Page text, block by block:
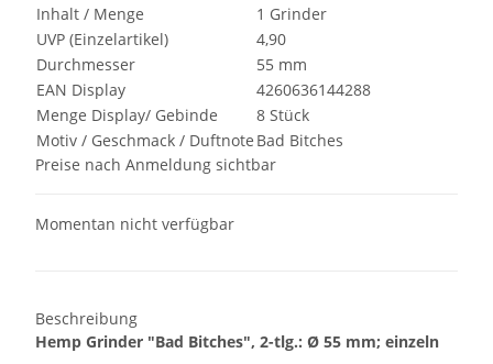
Inhalt / Menge
1 Grinder
UVP (Einzelartikel)
4,90
Durchmesser
55 mm
EAN Display
4260636144288
Menge Display/ Gebinde
8 Stück
Motiv / Geschmack / Duftnote Bad Bitches
Preise nach Anmeldung sichtbar
Momentan nicht verfügbar
Beschreibung
Hemp Grinder "Bad Bitches", 2-tlg.: Ø 55 mm; einzeln